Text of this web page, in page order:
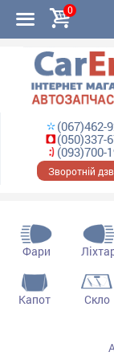
0
(067)462-
(050)337-
(093)700-
Зворотній
Фари
Капот Скло